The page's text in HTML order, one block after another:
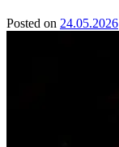
Posted on 24.05.2026